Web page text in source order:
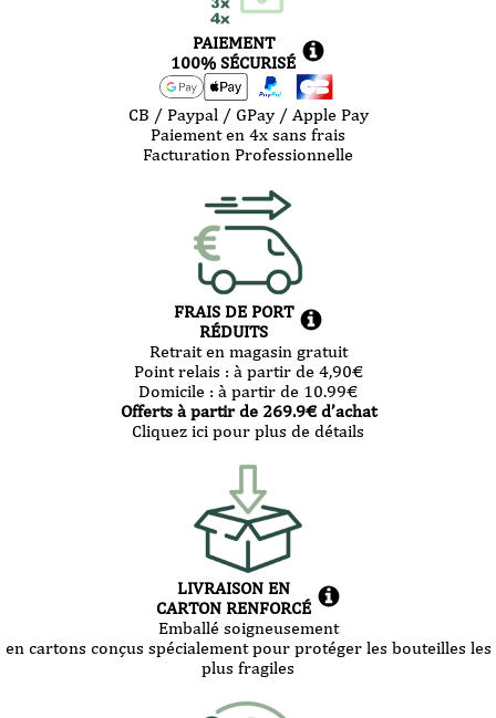
PAIEMENT
100% SÉCURISÉ
CB / Paypal / GPay / Apple Pay
Paiement en 4x sans frais
Facturation Professionnelle
FRAIS DE PORT
RÉDUITS
Retrait en magasin gratuit
Point relais : à partir de 4,90€
Domicile : à partir de 10.99€
Offerts à partir de 269.9€ d’achat
Cliquez ici pour plus de détails
LIVRAISON EN
CARTON RENFORCÉ
Emballé soigneusement
en cartons conçus spécialement pour protéger les bouteilles les
plus fragiles